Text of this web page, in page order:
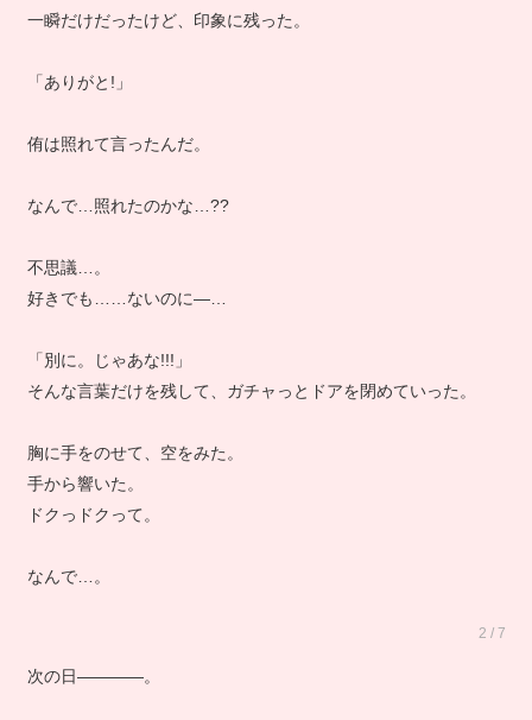
一瞬だけだったけど、印象に残った。
「ありがと!」
侑は照れて言ったんだ。
なんで…照れたのかな…??
不思議…。
好きでも……ないのに―…
「別に。じゃあな!!!」
そんな言葉だけを残して、ガチャっとドアを閉めていった。
胸に手をのせて、空をみた。
手から響いた。
ドクっドクって。
なんで…。
2 / 7
次の日――――。